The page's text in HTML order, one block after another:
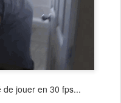
de jouer en 30 fps...